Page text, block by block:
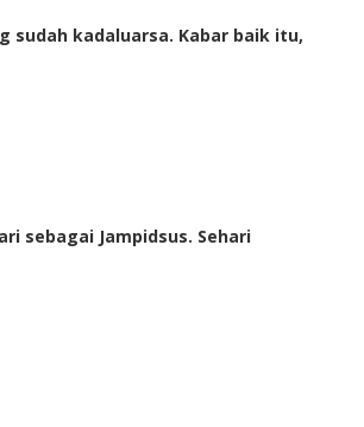
sudah kadaluarsa. Kabar baik itu,
sebagai Jampidsus. Sehari